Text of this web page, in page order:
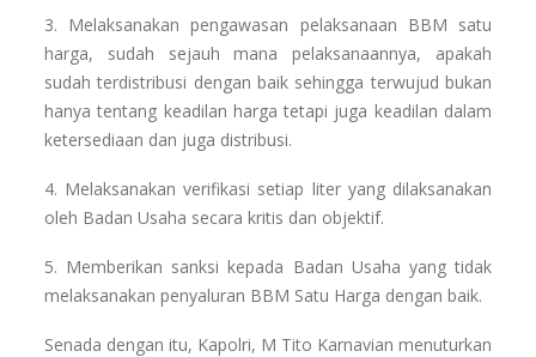
3. Melaksanakan pengawasan pelaksanaan BBM satu
harga, sudah sejauh mana pelaksanaannya, apakah
sudah terdistribusi dengan baik sehingga terwujud bukan
hanya tentang keadilan harga tetapi juga keadilan dalam
ketersediaan dan juga distribusi.
4. Melaksanakan verifikasi setiap liter yang dilaksanakan
oleh Badan Usaha secara kritis dan objektif.
5. Memberikan sanksi kepada Badan Usaha yang tidak
melaksanakan penyaluran BBM Satu Harga dengan baik.
Senada dengan itu, Kapolri, M Tito Karnavian menuturkan